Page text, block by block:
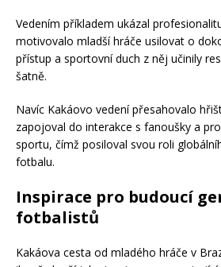
Vedením příkladem ukázal
motivovalo mladší hráče usilovat o
přístup a sportovní duch z něj učinily
šatně.
Navíc Kakáovo vedení přesahovalo
zapojoval do interakce s fanoušky a
sportu, čímž posiloval svou roli
fotbalu.
Inspirace pro budoucí
fotbalistů
Kakáova cesta od mladého hráče v